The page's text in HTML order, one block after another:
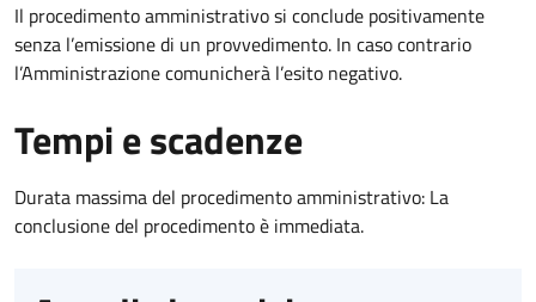
Il procedimento amministrativo si conclude positivamente
senza l’emissione di un provvedimento. In caso contrario
l’Amministrazione comunicherà l’esito negativo.
Tempi e scadenze
Durata massima del procedimento amministrativo: La
conclusione del procedimento è immediata.